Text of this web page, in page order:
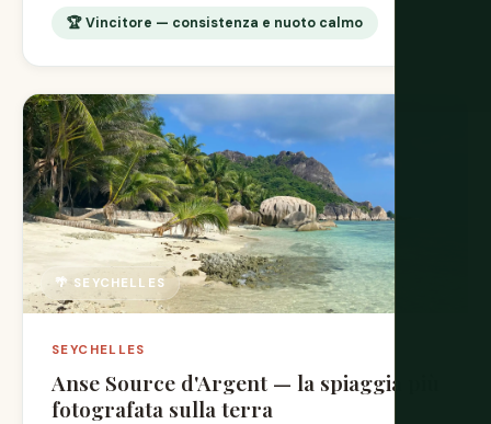
🏆 Vincitore — consistenza e nuoto calmo
🌴 SEYCHELLES
SEYCHELLES
Anse Source d'Argent — la spiaggia più
fotografata sulla terra